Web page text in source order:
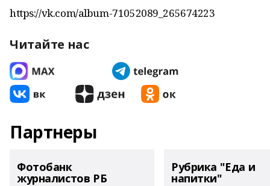
https://vk.com/album-71052089_265674223
Читайте нас
Партнеры
Фотобанк
журналистов РБ
Рубрика "Еда и
напитки"